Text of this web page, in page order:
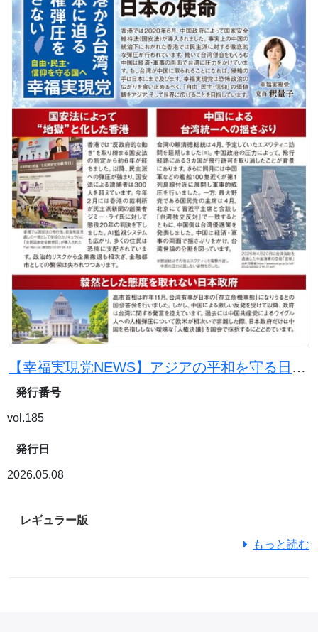
【幸福実現党NEWS】アジアの平和を守る日本の使命
発行番号
vol.185
発行日
2026.05.08
レギュラー版
もっと読む